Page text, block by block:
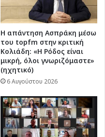
Η απάντηση Ασπράκη μέσω
του topfm στην κριτική
Κολιάδη: «Η Ρόδος είναι
μικρή, όλοι γνωριζόμαστε»
(ηχητικό)
6 Αυγούστου 2026